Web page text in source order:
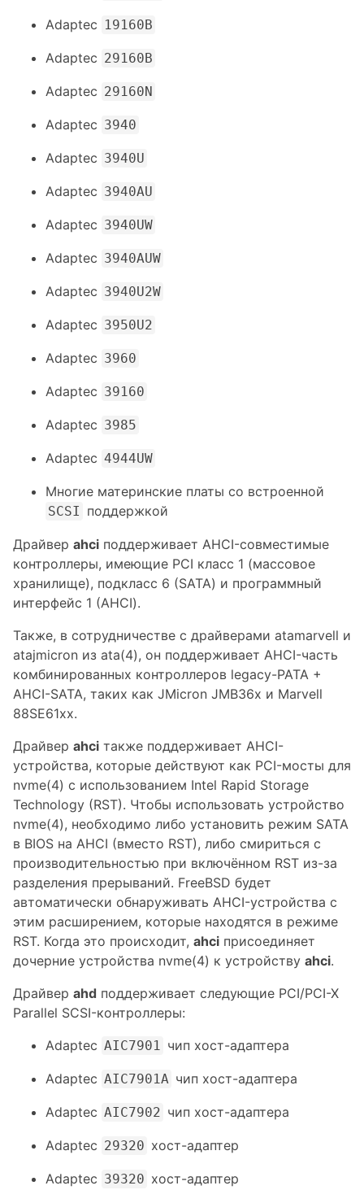
Adaptec 19160B
Adaptec 29160B
Adaptec 29160N
Adaptec 3940
Adaptec 3940U
Adaptec 3940AU
Adaptec 3940UW
Adaptec 3940AUW
Adaptec 3940U2W
Adaptec 3950U2
Adaptec 3960
Adaptec 39160
Adaptec 3985
Adaptec 4944UW
Многие материнские платы со встроенной
SCSI поддержкой
Драйвер ahci поддерживает AHCI-совместимые
контроллеры, имеющие PCI класс 1 (массовое
хранилище), подкласс 6 (SATA) и программный
интерфейс 1 (AHCI).
Также, в сотрудничестве с драйверами atamarvell и
atajmicron из ata(4), он поддерживает AHCI-часть
комбинированных контроллеров legacy-PATA +
AHCI-SATA, таких как JMicron JMB36x и Marvell
88SE61xx.
Драйвер ahci также поддерживает AHCI-
устройства, которые действуют как PCI-мосты для
nvme(4) с использованием Intel Rapid Storage
Technology (RST). Чтобы использовать устройство
nvme(4), необходимо либо установить режим SATA
в BIOS на AHCI (вместо RST), либо смириться с
производительностью при включённом RST из-за
разделения прерываний. FreeBSD будет
автоматически обнаруживать AHCI-устройства с
этим расширением, которые находятся в режиме
RST. Когда это происходит, ahci присоединяет
дочерние устройства nvme(4) к устройству ahci.
Драйвер ahd поддерживает следующие PCI/PCI-X
Parallel SCSI-контроллеры:
Adaptec AIC7901 чип хост-адаптера
Adaptec AIC7901A чип хост-адаптера
Adaptec AIC7902 чип хост-адаптера
Adaptec 29320 хост-адаптер
Adaptec 39320 хост-адаптер